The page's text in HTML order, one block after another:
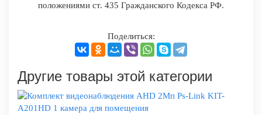
положениями ст. 435 Гражданского Кодекса РФ.
Поделиться:
Другие товары этой категории